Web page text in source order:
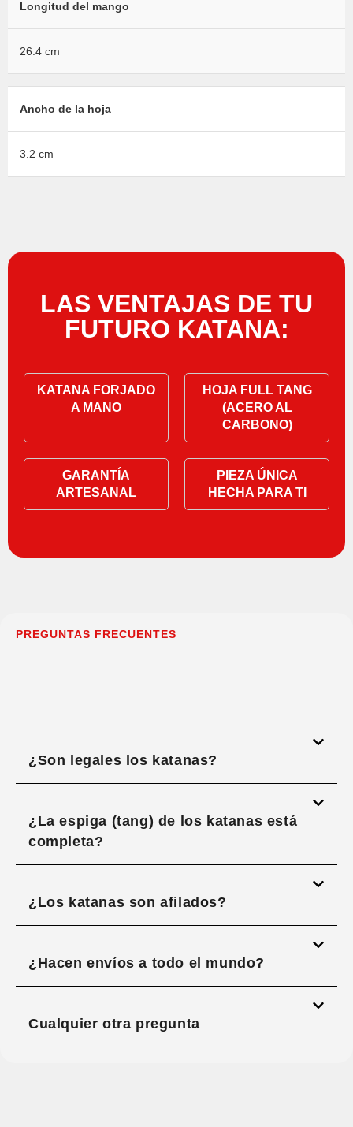
Longitud del mango
26.4 cm
Ancho de la hoja
3.2 cm
LAS VENTAJAS DE TU
FUTURO KATANA:
KATANA FORJADO
A MANO
HOJA FULL TANG
(ACERO AL
CARBONO)
GARANTÍA
ARTESANAL
PIEZA ÚNICA
HECHA PARA TI
PREGUNTAS FRECUENTES
¿Son legales los katanas?
¿La espiga (tang) de los katanas está
completa?
¿Los katanas son afilados?
¿Hacen envíos a todo el mundo?
Cualquier otra pregunta